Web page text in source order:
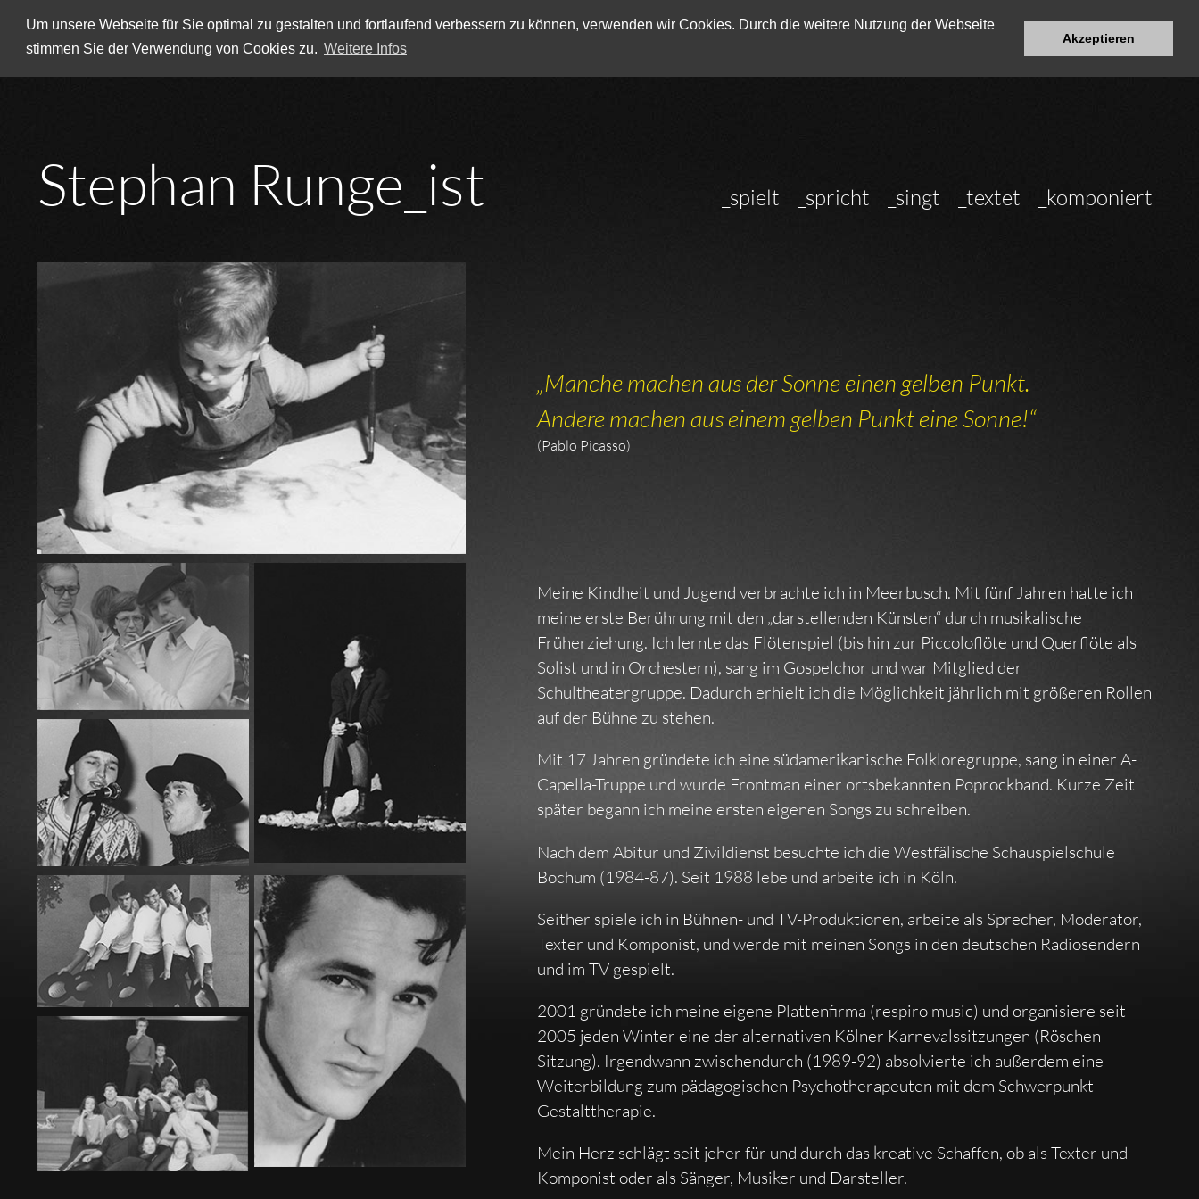
Um unsere Webseite für Sie optimal zu gestalten und fortlaufend verbessern zu können, verwenden wir Cookies. Durch die weitere Nutzung der Webseite
stimmen Sie der Verwendung von Cookies zu. Weitere Infos
Akzeptieren
Stephan Runge _ist _spielt _spricht _singt _textet _komponiert
„Manche machen aus der Sonne einen gelben Punkt.
Andere machen aus einem gelben Punkt eine Sonne!“
(Pablo Picasso)
Meine Kindheit und Jugend verbrachte ich in Meerbusch. Mit fünf Jahren hatte ich
meine erste Berührung mit den „darstellenden Künsten“ durch musikalische
Früherziehung. Ich lernte das Flötenspiel (bis hin zur Piccoloflöte und Querflöte als
Solist und in Orchestern), sang im Gospelchor und war Mitglied der
Schultheatergruppe. Dadurch erhielt ich die Möglichkeit jährlich mit größeren Rollen
auf der Bühne zu stehen.
Mit 17 Jahren gründete ich eine südamerikanische Folkloregruppe, sang in einer A-
Capella-Truppe und wurde Frontman einer ortsbekannten Poprockband. Kurze Zeit
später begann ich meine ersten eigenen Songs zu schreiben.
Nach dem Abitur und Zivildienst besuchte ich die Westfälische Schauspielschule
Bochum (1984-87). Seit 1988 lebe und arbeite ich in Köln.
Seither spiele ich in Bühnen- und TV-Produktionen, arbeite als Sprecher, Moderator,
Texter und Komponist, und werde mit meinen Songs in den deutschen Radiosendern
und im TV gespielt.
2001 gründete ich meine eigene Plattenfirma (respiro music) und organisiere seit
2005 jeden Winter eine der alternativen Kölner Karnevalssitzungen (Röschen
Sitzung). Irgendwann zwischendurch (1989-92) absolvierte ich außerdem eine
Weiterbildung zum pädagogischen Psychotherapeuten mit dem Schwerpunkt
Gestalttherapie.
Mein Herz schlägt seit jeher für und durch das kreative Schaffen, ob als Texter und
Komponist oder als Sänger, Musiker und Darsteller.